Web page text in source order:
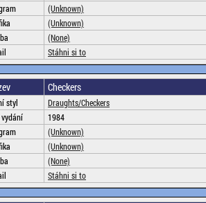
(Unknown)
(Unknown)
(None)
Stáhni si to
Checkers
styl
Draughts/Checkers
1984
(Unknown)
(Unknown)
(None)
Stáhni si to